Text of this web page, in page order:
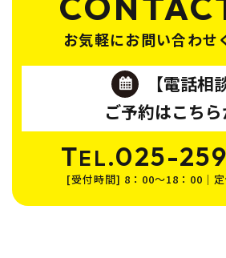
お気軽にお問い合わせ
【電話相
ご予約はこちら
TEL.025-
[受付時間] 8：00～18：00｜